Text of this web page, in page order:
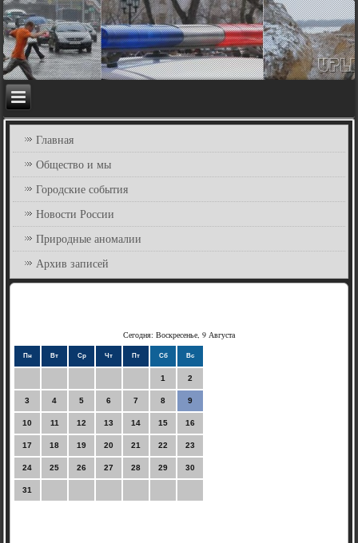
Главная
Общество и мы
Городские события
Новости России
Природные аномалии
Архив записей
Сегодня: Воскресенье, 9 Августа
Пн Вт Ср Чт Пт Сб Вс
1 2
3 4 5 6 7 8 9
10 11 12 13 14 15 16
17 18 19 20 21 22 23
24 25 26 27 28 29 30
31